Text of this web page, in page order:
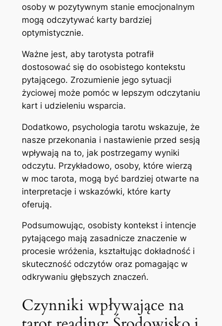
osoby w pozytywnym stanie emocjonalnym
mogą odczytywać karty bardziej
optymistycznie.
Ważne jest, aby tarotysta potrafił
dostosować się do osobistego kontekstu
pytającego. Zrozumienie jego sytuacji
życiowej może pomóc w lepszym odczytaniu
kart i udzieleniu wsparcia.
Dodatkowo, psychologia tarotu wskazuje, że
nasze przekonania i nastawienie przed sesją
wpływają na to, jak postrzegamy wyniki
odczytu. Przykładowo, osoby, które wierzą
w moc tarota, mogą być bardziej otwarte na
interpretacje i wskazówki, które karty
oferują.
Podsumowując, osobisty kontekst i intencje
pytającego mają zasadnicze znaczenie w
procesie wróżenia, kształtując dokładność i
skuteczność odczytów oraz pomagając w
odkrywaniu głębszych znaczeń.
Czynniki wpływające na